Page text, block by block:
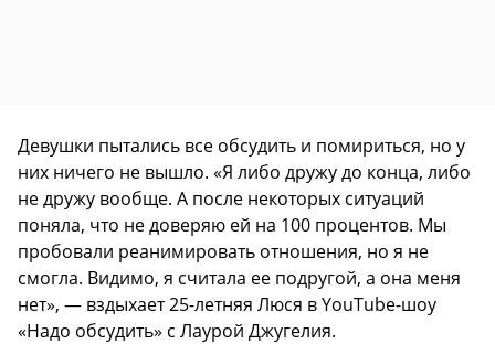
Девушки пытались все обсудить и помириться, но у
них ничего не вышло. «Я либо дружу до конца, либо
не дружу вообще. А после некоторых ситуаций
поняла, что не доверяю ей на 100 процентов. Мы
пробовали реанимировать отношения, но я не
смогла. Видимо, я считала ее подругой, а она меня
нет», — вздыхает 25-летняя Люся в YouTube-шоу
«Надо обсудить» с Лаурой Джугелия.